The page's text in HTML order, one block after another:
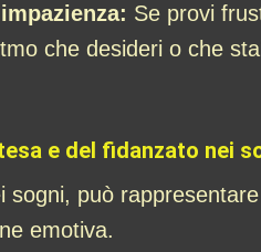
Se provi
che desideri o che
e del fidanzato nei
sogni, può
emotiva.